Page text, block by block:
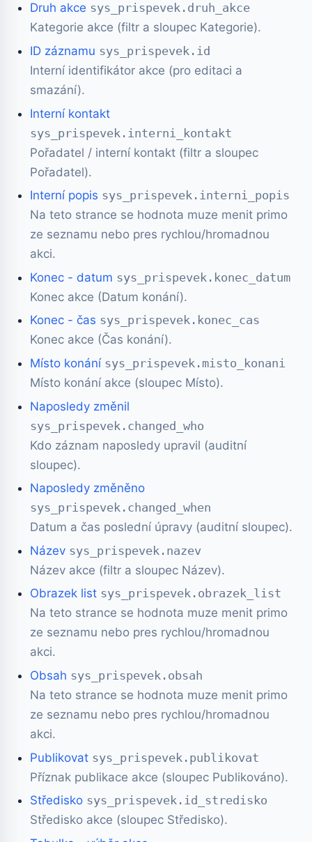
Druh akce sys_prispevek.druh_akce
Kategorie akce (filtr a sloupec Kategorie).
ID záznamu sys_prispevek.id
Interní identifikátor akce (pro editaci a
smazání).
Interní kontakt
sys_prispevek.interni_kontakt
Pořadatel / interní kontakt (filtr a sloupec
Pořadatel).
Interní popis sys_prispevek.interni_popis
Na teto strance se hodnota muze menit primo
ze seznamu nebo pres rychlou/hromadnou
akci.
Konec - datum sys_prispevek.konec_datum
Konec akce (Datum konání).
Konec - čas sys_prispevek.konec_cas
Konec akce (Čas konání).
Místo konání sys_prispevek.misto_konani
Místo konání akce (sloupec Místo).
Naposledy změnil
sys_prispevek.changed_who
Kdo záznam naposledy upravil (auditní
sloupec).
Naposledy změněno
sys_prispevek.changed_when
Datum a čas poslední úpravy (auditní sloupec).
Název sys_prispevek.nazev
Název akce (filtr a sloupec Název).
Obrazek list sys_prispevek.obrazek_list
Na teto strance se hodnota muze menit primo
ze seznamu nebo pres rychlou/hromadnou
akci.
Obsah sys_prispevek.obsah
Na teto strance se hodnota muze menit primo
ze seznamu nebo pres rychlou/hromadnou
akci.
Publikovat sys_prispevek.publikovat
Příznak publikace akce (sloupec Publikováno).
Středisko sys_prispevek.id_stredisko
Středisko akce (sloupec Středisko).